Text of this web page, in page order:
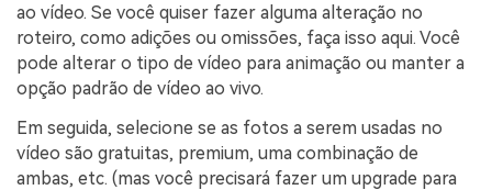
ao vídeo. Se você quiser fazer alguma alteração no
roteiro, como adições ou omissões, faça isso aqui. Você
pode alterar o tipo de vídeo para animação ou manter a
opção padrão de vídeo ao vivo.
Em seguida, selecione se as fotos a serem usadas no
vídeo são gratuitas, premium, uma combinação de
ambas, etc. (mas você precisará fazer um upgrade para